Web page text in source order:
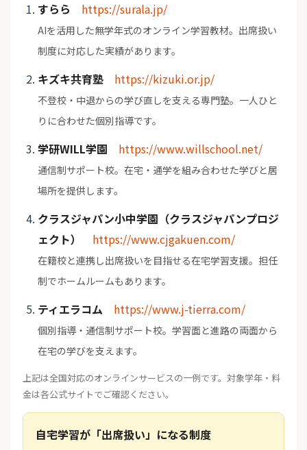
すらら https://surala.jp/
AIを活用した無学年式のオンライン学習教材。出席扱い
制度に対応した実績があります。
キズキ共育塾 https://kizuki.or.jp/
不登校・中退からの学び直しを支える専門塾。一人ひと
りに合わせた個別指導です。
学研WILL学園 https://www.willschool.net/
通信制サポート校。在宅・通学を組み合わせた学びと居
場所を提供します。
クラスジャパン小中学園（クラスジャパンプロジ
ェクト）
https://www.cjgakuen.com/
在籍校と連携し出席扱いを目指せる在宅学習支援。担任
制でホームルームもあります。
ティエラコム https://www.j-tierra.com/
個別指導・通信制サポート校。学習面と進路の両面から
在宅の学びを支えます。
上記は全国対応のオンラインサービスの一例です。対象学年・料
金は各公式サイトでご確認ください。
自宅学習が「出席扱い」になる制度